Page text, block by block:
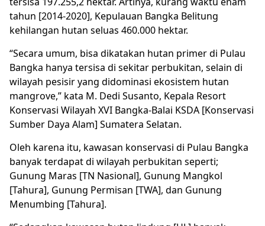
tahun [2014-2020], Kepulauan Bangka Belitung
kehilangan hutan seluas 460.000 hektar.
“Secara umum, bisa dikatakan hutan primer di Pulau
Bangka hanya tersisa di sekitar perbukitan, selain di
wilayah pesisir yang didominasi ekosistem hutan
mangrove,” kata M. Dedi Susanto, Kepala Resort
Konservasi Wilayah XVI Bangka-Balai KSDA [Konservasi
Sumber Daya Alam] Sumatera Selatan.
Oleh karena itu, kawasan konservasi di Pulau Bangka
banyak terdapat di wilayah perbukitan seperti;
Gunung Maras [TN Nasional], Gunung Mangkol
[Tahura], Gunung Permisan [TWA], dan Gunung
Menumbing [Tahura].